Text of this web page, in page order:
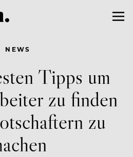
NEWS
Tipps um
zu finden
zu